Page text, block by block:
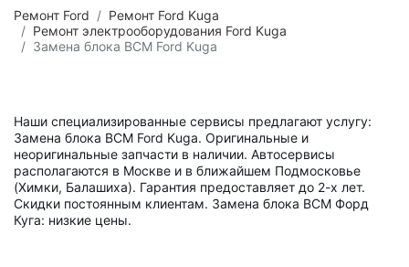
Ремонт Ford
Ремонт Ford Kuga
Ремонт электрооборудования Ford Kuga
Замена блока BCM Ford Kuga
Наши специализированные сервисы предлагают услугу:
Замена блока BCM Ford Kuga. Оригинальные и
неоригинальные запчасти в наличии. Автосервисы
располагаются в Москве и в ближайшем Подмосковье
(Химки, Балашиха). Гарантия предоставляет до 2-х лет.
Скидки постоянным клиентам. Замена блока BCM Форд
Куга: низкие цены.